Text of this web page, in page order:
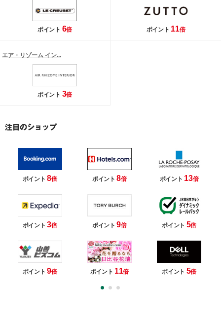
ポイント 6倍 ポイント 11倍
エア・リゾーム イン...
ポイント 3倍
ポイント8倍 ポイント8倍 ポイント 13倍
ポイント3倍 ポイント9倍 ポイント 5倍
ポイント9倍 ポイント 11倍 ポイント 5倍